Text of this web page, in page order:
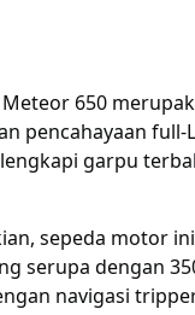
650
pencahayaan full-
garpu
sepeda motor
serupa dengan
navigasi